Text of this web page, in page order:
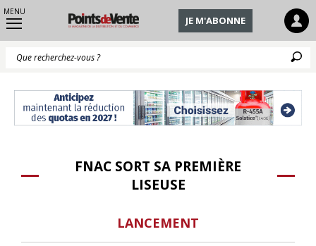
MENU
JE M'ABONNE
FNAC SORT SA PREMIÈRE
LISEUSE
LANCEMENT